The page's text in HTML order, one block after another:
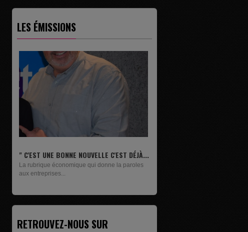
LES ÉMISSIONS
LIVRES
Un lundi sur deux, Maxime Janssens vous
présente les livres de...
RETROUVEZ-NOUS SUR